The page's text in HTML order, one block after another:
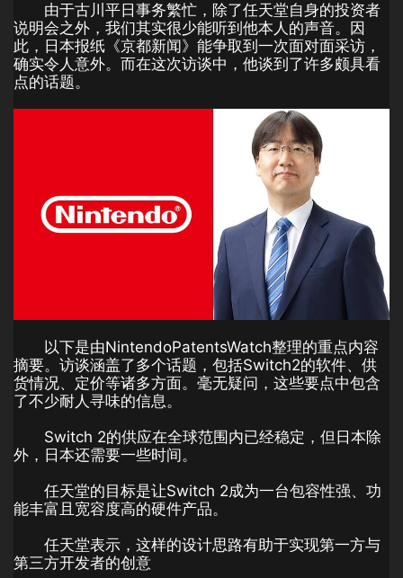
由于古川平日事务繁忙，除了任天堂自身的投资者
说明会之外，我们其实很少能听到他本人的声音。因
此，日本报纸《京都新闻》能争取到一次面对面采访，
确实令人意外。而在这次访谈中，他谈到了许多颇具看
点的话题。
以下是由NintendoPatentsWatch整理的重点内容
摘要。访谈涵盖了多个话题，包括Switch2的软件、供
货情况、定价等诸多方面。毫无疑问，这些要点中包含
了不少耐人寻味的信息。
Switch 2的供应在全球范围内已经稳定，但日本除
外，日本还需要一些时间。
任天堂的目标是让Switch 2成为一台包容性强、功
能丰富且宽容度高的硬件产品。
任天堂表示，这样的设计思路有助于实现第一方与
第三方开发者的创意